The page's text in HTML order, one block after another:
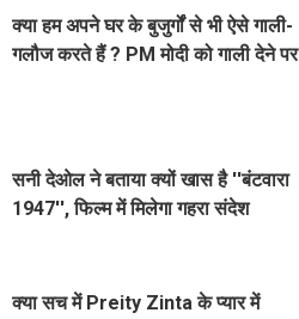
क्या हम अपने घर के बुजुर्गों से भी ऐसे गाली-
गलौज करते हैं ? PM मोदी को गाली देने पर
सनी देओल ने बताया क्यों खास है ''बंटवारा
1947'', फिल्म में मिलेगा गहरा संदेश
क्या सच में Preity Zinta के प्यार में